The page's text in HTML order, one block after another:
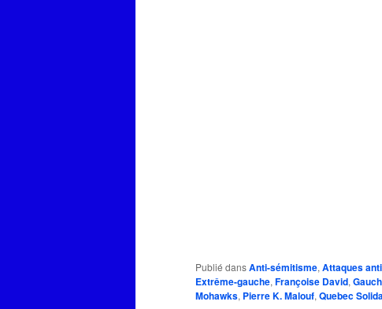
Publié dansAnti-sémitisme, Attaques
Extrême-gauche, Françoise David,
Mohawks, Pierre K. Malouf, Quebec